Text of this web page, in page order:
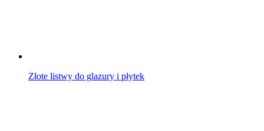
Złote listwy do glazury i płytek